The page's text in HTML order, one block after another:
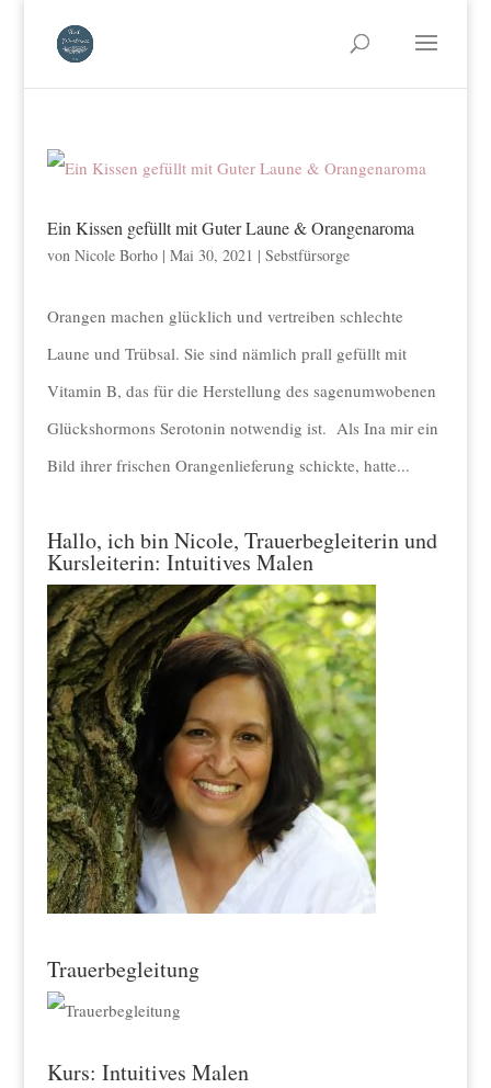
Ein Kissen gefüllt mit Guter Laune & Orangenaroma
von Nicole Borho| Mai 30, 2021 | Sebstfürsorge
Orangen machen glücklich und vertreiben schlechte
Laune und Trübsal. Sie sind nämlich prall gefüllt mit
Vitamin B, das für die Herstellung des sagenumwobenen
Glückshormons Serotonin notwendig ist. Als Ina mir ein
Bild ihrer frischen Orangenlieferung schickte, hatte...
Hallo, ich bin Nicole, Trauerbegleiterin und
Kursleiterin: Intuitives Malen
Trauerbegleitung
Kurs: Intuitives Malen